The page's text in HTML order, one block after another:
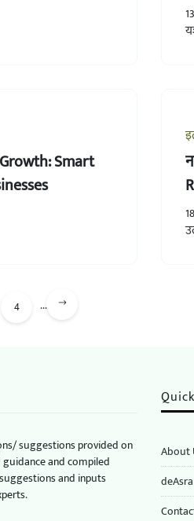
Smart
4 ...
suggestions provided on
and compiled
and inputs
About